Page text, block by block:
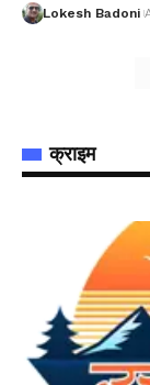
Lokesh Badoni
क्राइम